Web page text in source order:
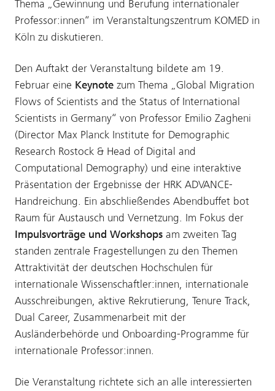
Thema „Gewinnung und Berufung internationaler
Professor:innen“ im Veranstaltungszentrum KOMED in
Köln zu diskutieren.
Den Auftakt der Veranstaltung bildete am 19.
Februar eine Keynote zum Thema „Global Migration
Flows of Scientists and the Status of International
Scientists in Germany“ von Professor Emilio Zagheni
(Director Max Planck Institute for Demographic
Research Rostock & Head of Digital and
Computational Demography) und eine interaktive
Präsentation der Ergebnisse der HRK ADVANCE-
Handreichung. Ein abschließendes Abendbuffet bot
Raum für Austausch und Vernetzung. Im Fokus der
Impulsvorträge und Workshops am zweiten Tag
standen zentrale Fragestellungen zu den Themen
Attraktivität der deutschen Hochschulen für
internationale Wissenschaftler:innen, internationale
Ausschreibungen, aktive Rekrutierung, Tenure Track,
Dual Career, Zusammenarbeit mit der
Ausländerbehörde und Onboarding-Programme für
internationale Professor:innen.
Die Veranstaltung richtete sich an alle interessierten